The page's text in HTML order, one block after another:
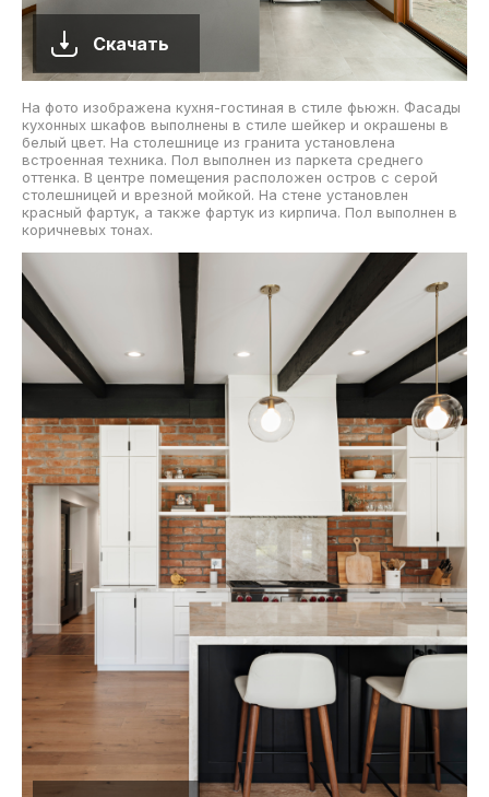
Скачать
На фото изображена кухня-гостиная в стиле фьюжн. Фасады
кухонных шкафов выполнены в стиле шейкер и окрашены в
белый цвет. На столешнице из гранита установлена
встроенная техника. Пол выполнен из паркета среднего
оттенка. В центре помещения расположен остров с серой
столешницей и врезной мойкой. На стене установлен
красный фартук, а также фартук из кирпича. Пол выполнен в
коричневых тонах.